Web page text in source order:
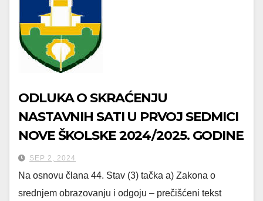
ODLUKA O SKRAĆENJU
NASTAVNIH SATI U PRVOJ SEDMICI
NOVE ŠKOLSKE 2024/2025. GODINE
SEP 2, 2024
Na osnovu člana 44. Stav (3) tačka a) Zakona o
srednjem obrazovanju i odgoju – prečišćeni tekst